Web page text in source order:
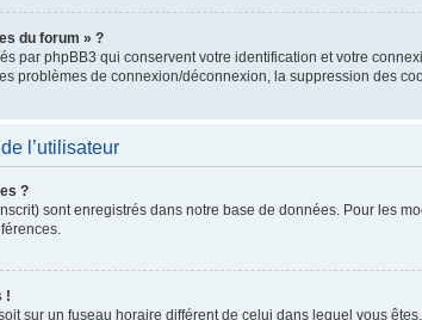
du forum » ?
par phpBB3 qui conservent votre identification et votre
problèmes de connexion/déconnexion, la suppression des
l’utilisateur
?
sont enregistrés dans notre base de données. Pour les
!
sur un fuseau horaire différent de celui dans lequel vous